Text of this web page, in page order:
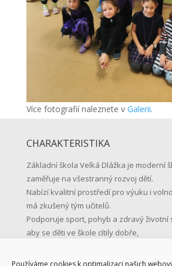
Používáme cookies k optimalizaci našich
Více fotografií naleznete v Galerii.
CHARAKTERISTIKA
Základní škola Velká Dlážka je moderní
zaměřuje na všestranný rozvoj dětí.
Nabízí kvalitní prostředí pro výuku i
má zkušený tým učitelů.
Podporuje sport, pohyb a zdravý životní
aby se děti ve škole cítily dobře,